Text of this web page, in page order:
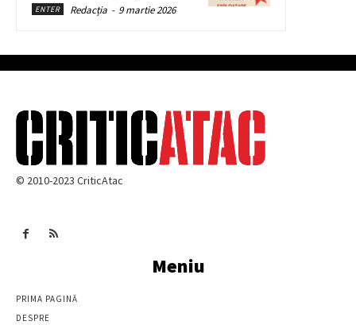
ENTER Redacția - 9 martie 2026
© 2010-2023 CriticAtac
Meniu
PRIMA PAGINĂ
DESPRE